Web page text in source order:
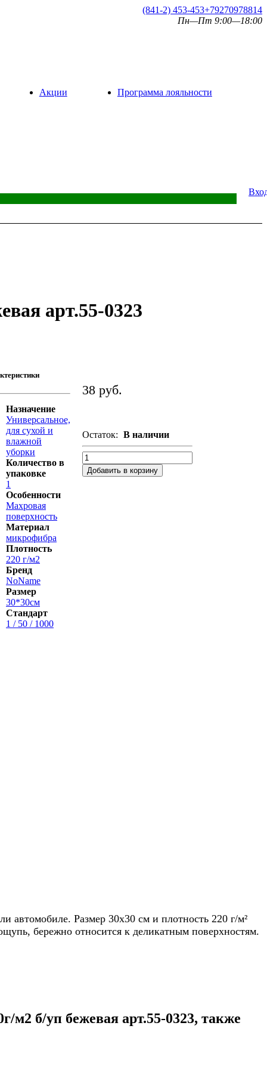
(841-2) 453-453+79270978814
Пн—Пт 9:00—18:00
Акции Программа лояльности
арт.55-0323
Назначение
Универсальное,
для сухой и
влажной
уборки
Количество в
упаковке
1
Особенности
Махровая
поверхность
Материал
микрофибра
Плотность
220 г/м2
Бренд
NoName
Размер
30*30см
Стандарт
1 / 50 / 1000
38 руб.
Остаток: В наличии
Добавить в корзину
автомобиле. Размер 30х30 см и плотность 220 г/м²
бережно относится к деликатным поверхностям.
м2 б/уп бежевая арт.55-0323, также